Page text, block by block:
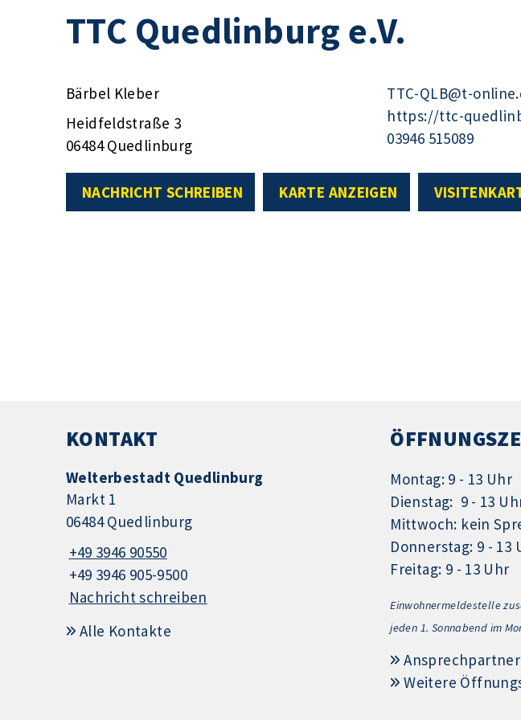
TTC Quedlinburg e.V.
Bärbel Kleber
Heidfeldstraße 3
06484 Quedlinburg
TTC-QLB@t-
https://ttc-
03946 515089
NACHRICHT SCHREIBEN KARTE ANZEIGEN
KONTAKT
Welterbestadt Quedlinburg
Markt 1
06484 Quedlinburg
+49 3946 90550
+49 3946 905-9500
Nachricht schreiben
Alle Kontakte
Montag: 9 - 13 Uhr
Dienstag: 9 - 13
Mittwoch: kein
Donnerstag: 9 - 13
Freitag: 9 - 13 Uhr
Einwohnermeldestelle
jeden 1. Sonnabend im
Ansprechpartner
Weitere